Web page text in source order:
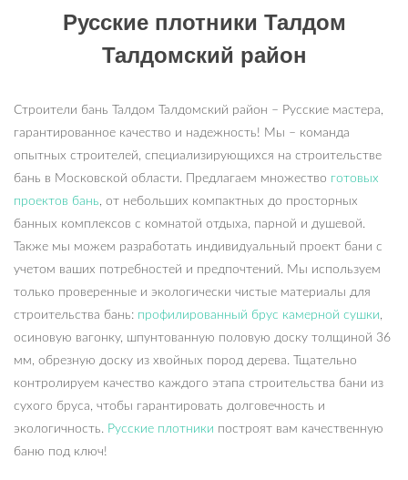
Русские плотники Талдом
Талдомский район
Строители бань Талдом Талдомский район – Русские мастера,
гарантированное качество и надежность! Мы – команда
опытных строителей, специализирующихся на строительстве
бань в Московской области. Предлагаем множество готовых
проектов бань, от небольших компактных до просторных
банных комплексов с комнатой отдыха, парной и душевой.
Также мы можем разработать индивидуальный проект бани с
учетом ваших потребностей и предпочтений. Мы используем
только проверенные и экологически чистые материалы для
строительства бань: профилированный брус камерной сушки,
осиновую вагонку, шпунтованную половую доску толщиной 36
мм, обрезную доску из хвойных пород дерева. Тщательно
контролируем качество каждого этапа строительства бани из
сухого бруса, чтобы гарантировать долговечность и
экологичность. Русские плотники построят вам качественную
баню под ключ!